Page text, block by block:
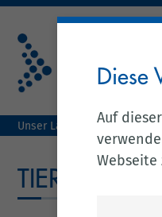
Unser Landkreis
TIERZUCHT
Diese
Auf
Webseite